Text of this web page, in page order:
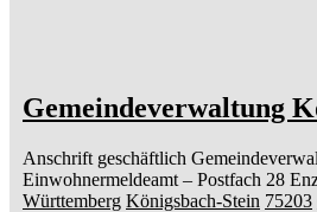
Gemeindeverwaltung
Anschrift geschäftlich
Einwohnermeldeamt – Postfach 28
Württemberg Königsbach-Stein 75203